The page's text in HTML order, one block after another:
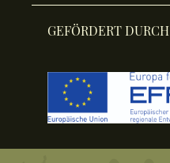
GEFÖRDERT DURCH